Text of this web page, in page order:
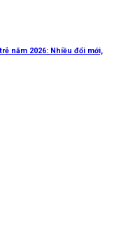
năm 2026: Nhiều đổi mới,